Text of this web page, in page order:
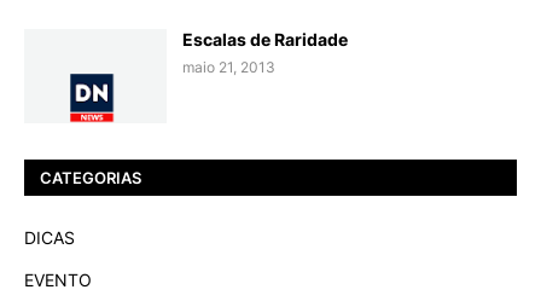
Escalas de Raridade
maio 21, 2013
CATEGORIAS
DICAS
EVENTO